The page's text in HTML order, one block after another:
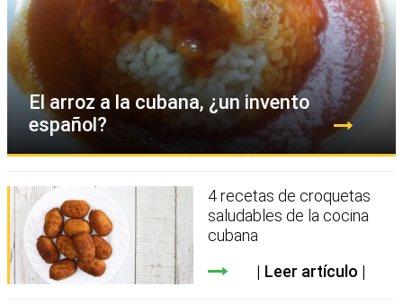
El arroz a la cubana, ¿un invento
español?
4 recetas de croquetas
saludables de la cocina
cubana
Leer artículo